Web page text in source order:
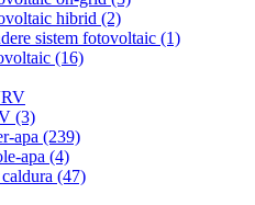
hibrid (2)
sistem fotovoltaic (1)
(16)
(3)
apa (239)
apa (4)
(47)